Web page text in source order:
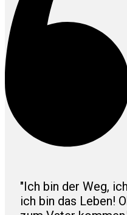
"Ich bin der Weg,
ich bin das Leben!